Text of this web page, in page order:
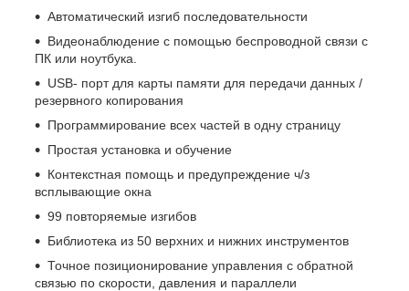
Автоматический изгиб последовательности
Видеонаблюдение с помощью беспроводной связи с
ПК или ноутбука.
USB- порт для карты памяти для передачи данных /
резервного копирования
Программирование всех частей в одну страницу
Простая установка и обучение
Контекстная помощь и предупреждение ч/з
всплывающие окна
99 повторяемые изгибов
Библиотека из 50 верхних и нижних инструментов
Точное позиционирование управления с обратной
связью по скорости, давления и параллели